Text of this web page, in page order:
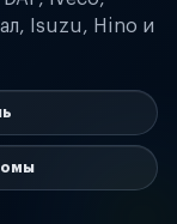
Isuzu, Hino и